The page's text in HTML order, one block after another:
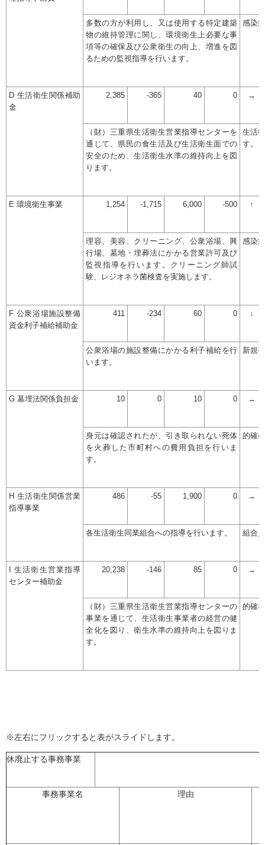
多数の方が利用し、又は使用する特定建築
物の維持管理に関し、環境衛生上必要な事
項等の確保及び公衆衛生の向上、増進を図
るための監視指導を行います。
感染
D 生活衛生関係補助
金
2,385 -365 40 0 →
（財）三重県生活衛生営業指導センターを
通じて、県民の食生活及び生活衛生面での
安全のため、生活衛生水準の維持向上を図
ります。
生活
す。
E 環境衛生事業 1,254 -1,715 6,000 -500 ↑
理容、美容、クリーニング、公衆浴場、興
行場、墓地・埋葬法にかかる営業許可及び
監視指導を行います。クリーニング師試
験、レジオネラ菌検査を実施します。
感染
F 公衆浴場施設整備
資金利子補給補助金
411 -234 60 0 ↓
公衆浴場の施設整備にかかる利子補給を行
います。
新規
G 墓埋法関係負担金 10 0 10 0 →
身元は確認されたが、引き取られない死体
を火葬した市町村への費用負担を行いま
す。
的確
H 生活衛生関係営業
指導事業
486 -55 1,900 0 →
各生活衛生同業組合への指導を行います。 組合
I 生活衛生営業指導
センター補助金
20,238 -146 85 0 →
（財）三重県生活衛生営業指導センターの
事業を通じて、生活衛生事業者の経営の健
全化を図り、衛生水準の維持向上を図りま
す。
的確
※左右にフリックすると表がスライドします。
休廃止する事務事業
事務事業名 理由